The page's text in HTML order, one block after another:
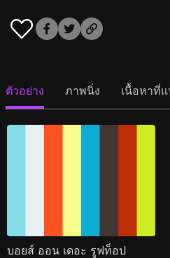
ตัวอย่าง ภาพนิ่ง เนื้อหาที่
บอยส์ ออน เดอะ รูฟท็อป